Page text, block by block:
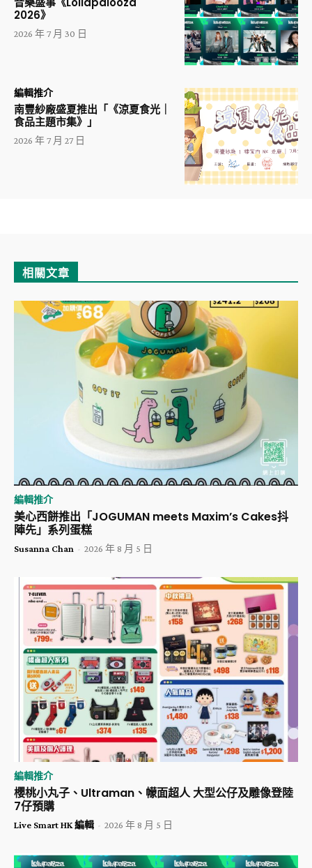
2026》
2026 年 7 月 30 日
編輯推介
南豐紗廠盛夏推出「《涼夏食光｜
食品主題市集》」
2026 年 7 月 27 日
相關文章
編輯推介
美心西餅推出「JOGUMAN meets Maxim’s Cakes抖
陣先」系列蛋糕
Susanna Chan - 2026 年 8 月 5 日
編輯推介
櫻桃小丸子、Ultraman、幪面超人 大型公仔及雕像登陸
7仔預購
Live Smart HK 編輯 - 2026 年 8 月 5 日